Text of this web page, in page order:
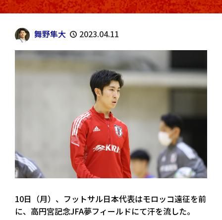
舞野隼大 2023.04.11
10日（月）、フットサル日本代表はモロッコ遠征を前
に、高円宮記念JFA夢フィールドにて汗を流した。